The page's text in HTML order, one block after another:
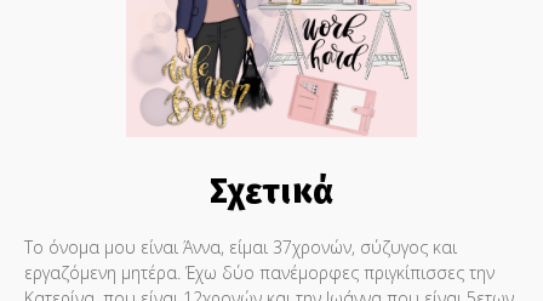
Σχετικά
Το όνομα μου είναι Άννα, είμαι 37χρονών, σύζυγος και
εργαζόμενη μητέρα. Έχω δύο πανέμορφες πριγκίπισσες την